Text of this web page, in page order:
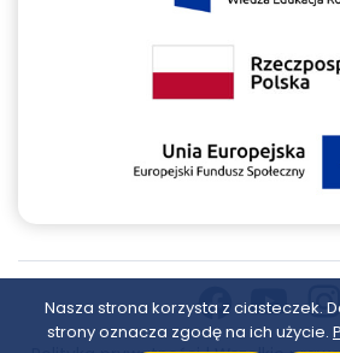
otwiera się w nowej karcieotwiera się w nowej karcie
otwiera
Nasza strona korzysta z ciasteczek.
strony oznacza zgodę na ich użycie.